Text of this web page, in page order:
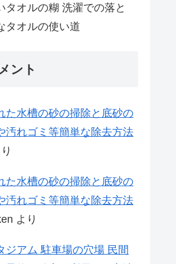
タオルの糊 洗濯での落と
タオルの使い道
ント
た水槽の砂の掃除と底砂の
汚れゴミ等簡単な除去方法
た水槽の砂の掃除と底砂の
汚れゴミ等簡単な除去方法
より
ジアム 駐車場の穴場 民間